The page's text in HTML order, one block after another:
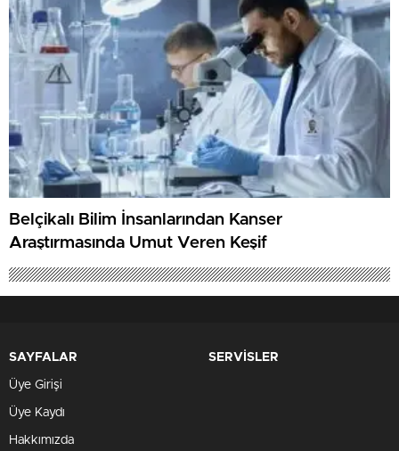
Belçikalı Bilim İnsanlarından Kanser
Araştırmasında Umut Veren Keşif
SAYFALAR
Üye Girişi
Üye Kaydı
Hakkımızda
SERVİSLER